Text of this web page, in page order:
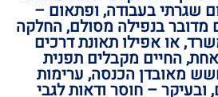
שגרתי בעבודה, ופתאום –
בנפילה מסולם, החלקה
או אפילו תאונת דרכים
החיים מקבלים תפנית
מאובדן הכנסה, ערימות
– חוסר ודאות לגבי